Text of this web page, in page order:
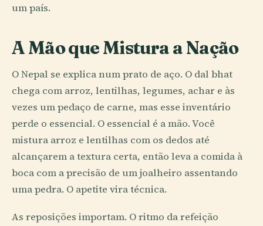
um país.
A Mão que Mistura a Nação
O Nepal se explica num prato de aço. O dal bhat
chega com arroz, lentilhas, legumes, achar e às
vezes um pedaço de carne, mas esse inventário
perde o essencial. O essencial é a mão. Você
mistura arroz e lentilhas com os dedos até
alcançarem a textura certa, então leva a comida à
boca com a precisão de um joalheiro assentando
uma pedra. O apetite vira técnica.
As reposições importam. O ritmo da refeição